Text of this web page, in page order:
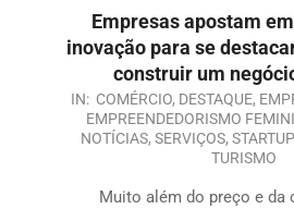
Empresas apostam
inovação para se
construir um
IN: COMÉRCIO, DESTAQUE,
EMPREENDEDORISMO
NOTÍCIAS, SERVIÇOS,
TURISMO
Muito além do preço e da